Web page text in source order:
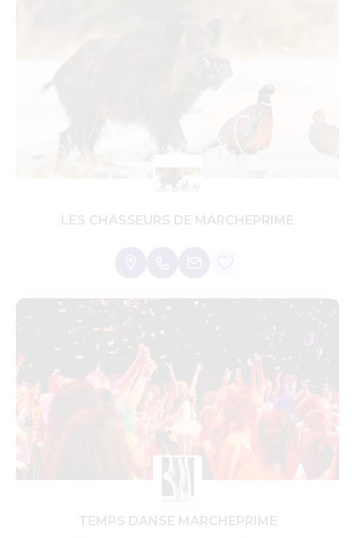
LES CHASSEURS DE MARCHEPRIME
TEMPS DANSE MARCHEPRIME